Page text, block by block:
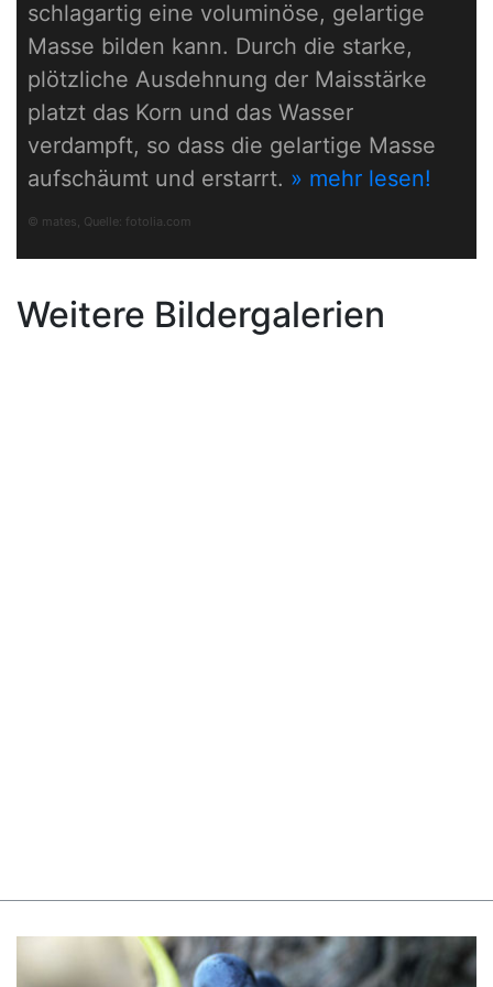
schlagartig eine voluminöse, gelartige
Masse bilden kann. Durch die starke,
plötzliche Ausdehnung der Maisstärke
platzt das Korn und das Wasser
verdampft, so dass die gelartige Masse
aufschäumt und erstarrt. » mehr lesen!
© mates, Quelle: fotolia.com
Weitere Bildergalerien